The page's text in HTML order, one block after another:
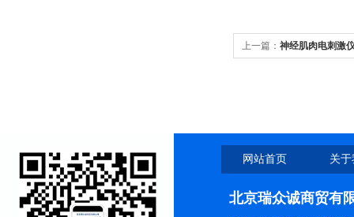
上一篇： 神经肌肉电刺激
网站首页 关
北京瑞众诚商贸有